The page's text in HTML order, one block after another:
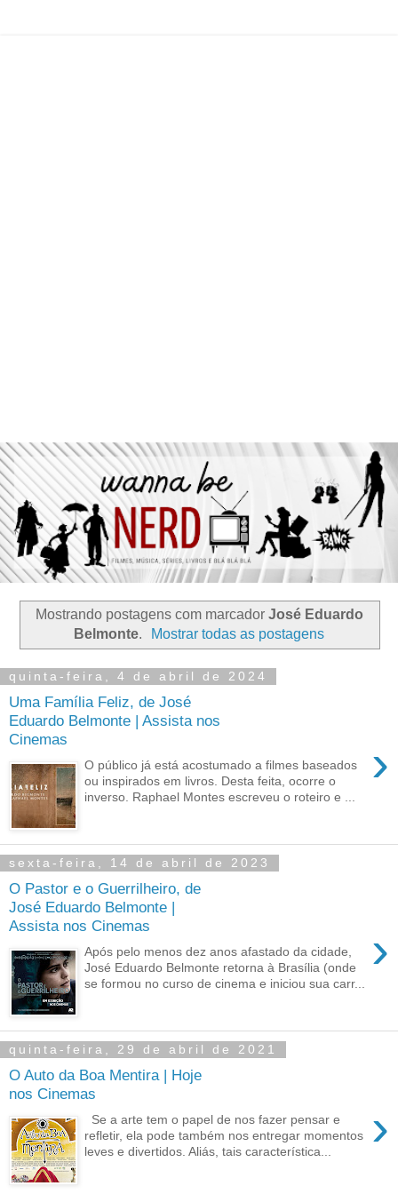
Mostrando postagens com marcador José Eduardo
Belmonte. Mostrar todas as postagens
quinta-feira, 4 de abril de 2024
Uma Família Feliz, de José
Eduardo Belmonte | Assista nos
Cinemas
›
O público já está acostumado a filmes baseados
ou inspirados em livros. Desta feita, ocorre o
inverso. Raphael Montes escreveu o roteiro e ...
sexta-feira, 14 de abril de 2023
O Pastor e o Guerrilheiro, de
José Eduardo Belmonte |
Assista nos Cinemas
›
Após pelo menos dez anos afastado da cidade,
José Eduardo Belmonte retorna à Brasília (onde
se formou no curso de cinema e iniciou sua carr...
quinta-feira, 29 de abril de 2021
O Auto da Boa Mentira | Hoje
nos Cinemas
›
Se a arte tem o papel de nos fazer pensar e
refletir, ela pode também nos entregar momentos
leves e divertidos. Aliás, tais característica...